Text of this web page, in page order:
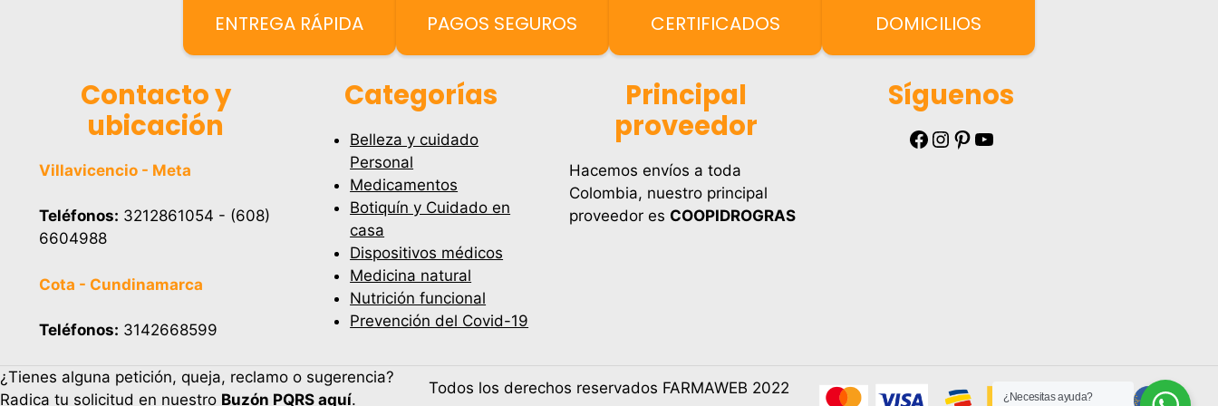
ENTREGA RÁPIDA PAGOS SEGUROS CERTIFICADOS DOMICILIOS
Contacto y
ubicación
Villavicencio - Meta
Teléfonos: 3212861054 - (608)
6604988
Cota - Cundinamarca
Teléfonos: 3142668599
Categorías
Belleza y cuidado
Personal
Medicamentos
Botiquín y Cuidado en
casa
Dispositivos médicos
Medicina natural
Nutrición funcional
Prevención del Covid-19
Principal
proveedor
Hacemos envíos a toda
Colombia, nuestro principal
proveedor es COOPIDROGRAS
Síguenos
Facebook Instagram Pinterest YouTube
¿Tienes alguna petición, queja, reclamo o sugerencia?
Radica tu solicitud en nuestro Buzón PQRS aquí.
Todos los derechos reservados FARMAWEB 2022 ¿Necesitas ayuda?